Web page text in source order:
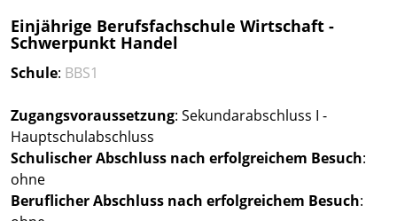
Einjährige Berufsfachschule Wirtschaft -
Schwerpunkt Handel
Schule: BBS1
Zugangsvoraussetzung: Sekundarabschluss I -
Hauptschulabschluss
Schulischer Abschluss nach erfolgreichem Besuch:
ohne
Beruflicher Abschluss nach erfolgreichem Besuch: